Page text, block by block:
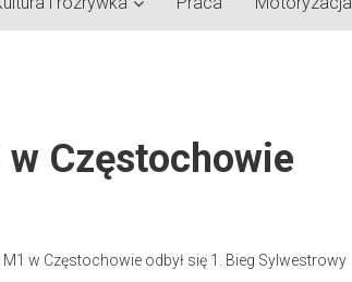
Częstochowie
w Częstochowie odbył się 1. Bieg Sylwestrowy